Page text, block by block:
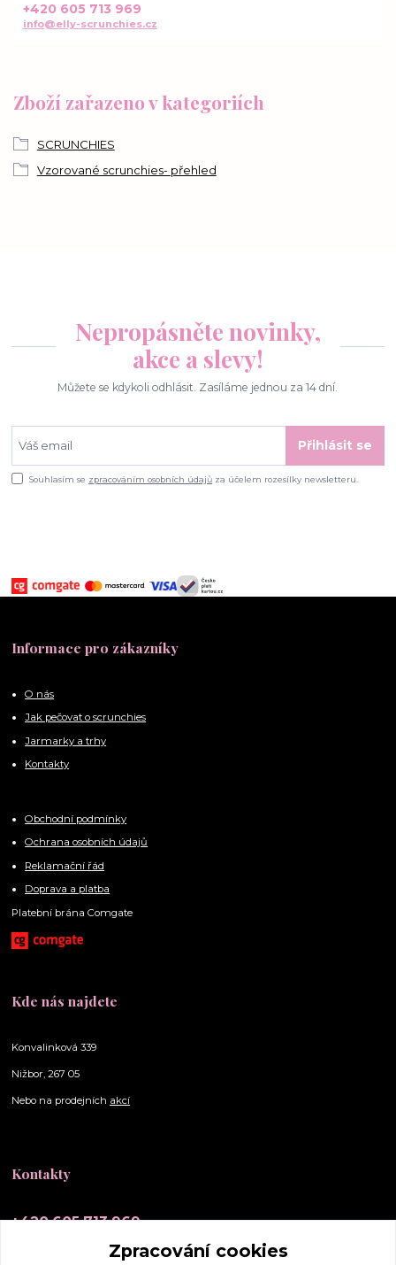
Zboží zařazeno v kategoriích
SCRUNCHIES
Vzorované scrunchies- přehled
+420 605 713 969
info@elly-scrunchies.cz
Nepropásněte novinky,
akce a slevy!
Můžete se kdykoli odhlásit. Zasíláme jednou za 14 dní.
Přihlásit se
Souhlasím se zpracováním osobních údajů za účelem rozesílky newsletteru.
Informace pro zákazníky
O nás
Jak pečovat o scrunchies
Jarmarky a trhy
Kontakty
Obchodní podmínky
Ochrana osobních údajů
Reklamační řád
Doprava a platba
Platební brána Comgate
Kde nás najdete
Konvalinková 339
Nižbor, 267 05
Nebo na prodejních akcí
Kontakty
+420 605 713 969
Zpracování cookies